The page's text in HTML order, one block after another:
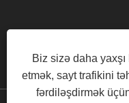
Biz sizə daha
etmək, sayt trafikini
fərdiləşdirmək